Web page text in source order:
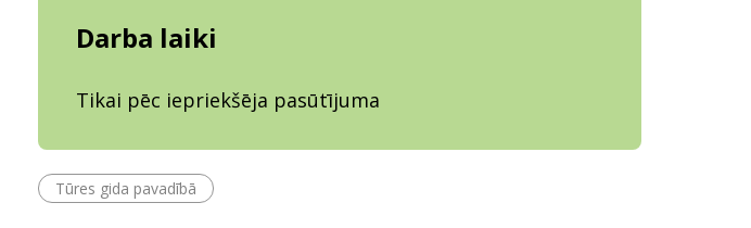
Darba laiki
Tikai pēc iepriekšēja pasūtījuma
Tūres gida pavadībā